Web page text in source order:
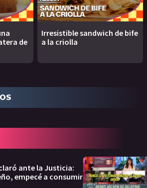
de
Irresistible sandwich de bife
a la criolla
ante la Justicia:
empecé a consumir